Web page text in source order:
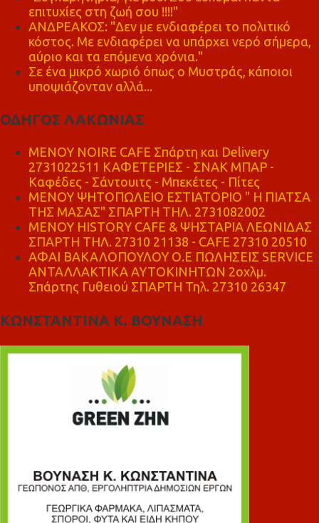
επιτυχίες στη ζωή σου !!!!"
ΑΝΔΡΕΑΚΟΣ: "Δεν με ενδιαφέρει το πολιτικό
κόστος. Με ενδιαφέρει να υπάρχει νερό σήμερα,
αύριο και τα επόμενα χρόνια."
Σε ένα μικρό χωριό όπως ο Μυστράς, κάποιοι
υποψιάζονταν αλλά...
ΟΔΗΓΟΣ ΛΑΚΩΝΙΑΣ
MENOY NOIRE CAFE Σπάρτη και Delivery
2731022511 ΚΑΦΕΤΕΡΙΕΣ - ΣΝΑΚ ΜΠΑΡ -
Καφέδες - Σάντουιτς - Μπεκέτες - Πίτες
ΜΕΝΟΥ ΨΗΤΟΠΩΛΕΙΟ ΕΣΤΙΑΤΟΡΙΟ " Η ΠΙΑΤΣΑ
ΤΗΣ ΜΑΣΑΣ" ΣΠΑΡΤΗ ΤΗΛ. 2731082002
ΜΕΝΟΥ HISTORY CAFE & ΨΗΣΤΑΡΙΑ ΛΕΩΝΙΔΑΣ
ΣΠΑΡΤΗ ΤΗΛ. 27310 21138 - CAFE 27310 20510
ΑΦΑΙ ΒΑΚΑΛΟΠΟΥΛΟΥ Ο.Ε ΠΩΛΗΣΕΙΣ SERVICE
ΑΝΤΑΛΛΑΚΤΙΚΑ ΑΥΤΟΚΙΝΗΤΩΝ 2οχλμ.
Σπάρτης Γυθειού ΣΠΑΡΤΗ Τηλ. 27310 26347
ΚΩΝΣΤΑΝΤΙΝΑ Κ. ΒΟΥΝΑΣΗ